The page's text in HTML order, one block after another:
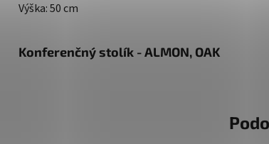
Výška: 50 cm
Konferenčný stolík - ALMON, OAK